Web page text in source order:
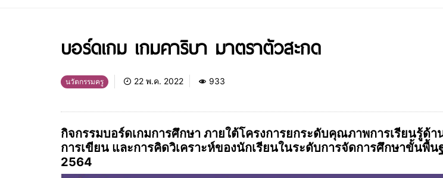
บอร์ดเกม เกมคาริบา มาตราตัวสะกด
นวัตกรรมครู 22 พ.ค. 2022 933
กิจกรรมบอร์ดเกมการศึกษา ภายใต้โครงการยกระดับคุณภาพการเรียนรู้ด้า
การเขียน และการคิดวิเคราะห์ของนักเรียนในระดับการจัดการศึกษาขั้นพื้น
2564